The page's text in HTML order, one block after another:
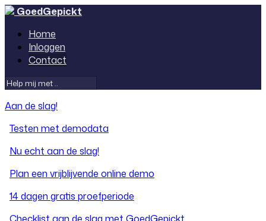
GoedGepickt
Home
Inloggen
Contact
Aan de slag!
Testen met demodata
Nu echt aan de slag!
Plan een vrijblijvende online demo
14 dagen gratis proefperiode